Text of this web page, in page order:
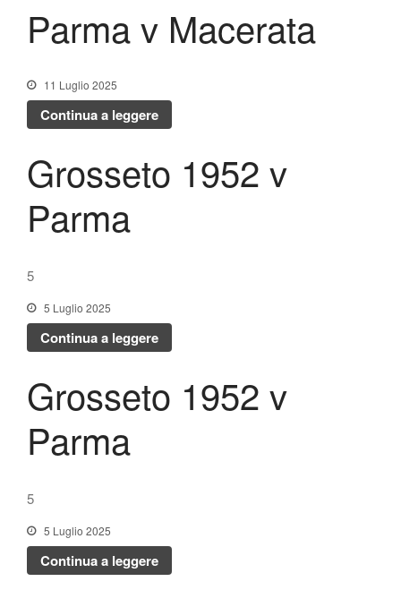
Parma v Macerata
11 Luglio 2025
Continua a leggere
Grosseto 1952 v
Parma
5
5 Luglio 2025
Continua a leggere
Grosseto 1952 v
Parma
5
5 Luglio 2025
Continua a leggere